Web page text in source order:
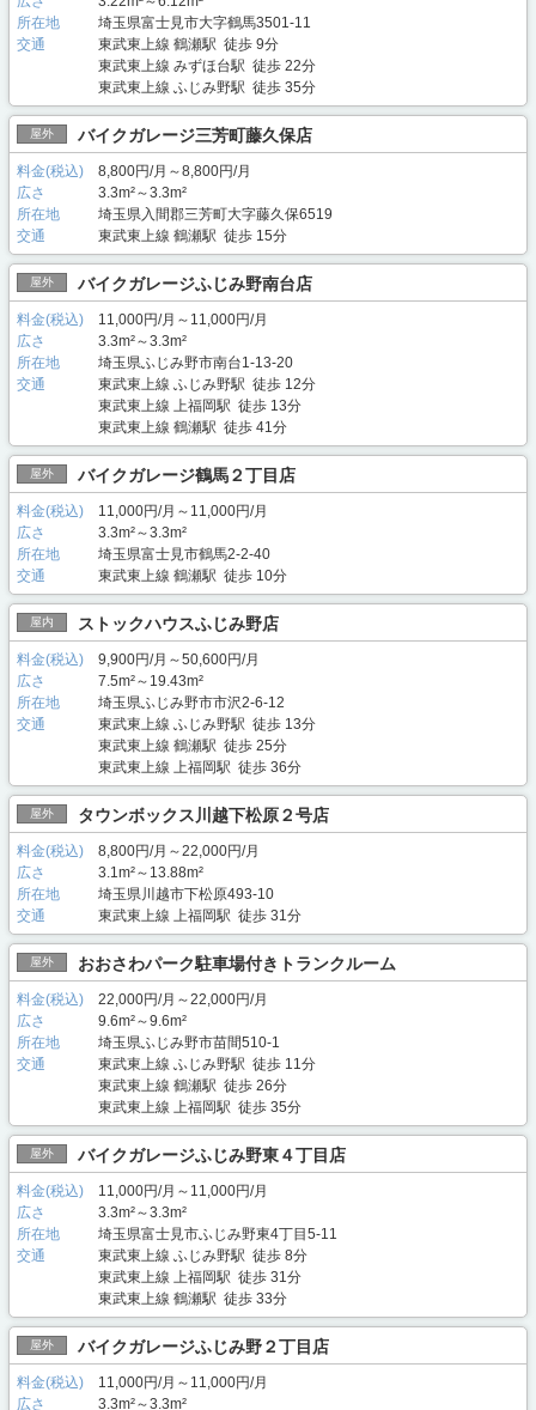
所在地
埼玉県富士見市大字鶴馬3501-11
交通
東武東上線 鶴瀬駅 徒歩 9分
東武東上線 みずほ台駅 徒歩 22分
東武東上線 ふじみ野駅 徒歩 35分
屋外 バイクガレージ三芳町藤久保店
料金(税込)
8,800円/月～8,800円/月
広さ
3.3m²～3.3m²
所在地
埼玉県入間郡三芳町大字藤久保6519
交通
東武東上線 鶴瀬駅 徒歩 15分
屋外 バイクガレージふじみ野南台店
料金(税込)
11,000円/月～11,000円/月
広さ
3.3m²～3.3m²
所在地
埼玉県ふじみ野市南台1-13-20
交通
東武東上線 ふじみ野駅 徒歩 12分
東武東上線 上福岡駅 徒歩 13分
東武東上線 鶴瀬駅 徒歩 41分
屋外 バイクガレージ鶴馬２丁目店
料金(税込)
11,000円/月～11,000円/月
広さ
3.3m²～3.3m²
所在地
埼玉県富士見市鶴馬2-2-40
交通
東武東上線 鶴瀬駅 徒歩 10分
屋内 ストックハウスふじみ野店
料金(税込)
9,900円/月～50,600円/月
広さ
7.5m²～19.43m²
所在地
埼玉県ふじみ野市市沢2-6-12
交通
東武東上線 ふじみ野駅 徒歩 13分
東武東上線 鶴瀬駅 徒歩 25分
東武東上線 上福岡駅 徒歩 36分
屋外 タウンボックス川越下松原２号店
料金(税込)
8,800円/月～22,000円/月
広さ
3.1m²～13.88m²
所在地
埼玉県川越市下松原493-10
交通
東武東上線 上福岡駅 徒歩 31分
屋外 おおさわパーク駐車場付きトランクルーム
料金(税込)
22,000円/月～22,000円/月
広さ
9.6m²～9.6m²
所在地
埼玉県ふじみ野市苗間510-1
交通
東武東上線 ふじみ野駅 徒歩 11分
東武東上線 鶴瀬駅 徒歩 26分
東武東上線 上福岡駅 徒歩 35分
屋外 バイクガレージふじみ野東４丁目店
料金(税込)
11,000円/月～11,000円/月
広さ
3.3m²～3.3m²
所在地
埼玉県富士見市ふじみ野東4丁目5-11
交通
東武東上線 ふじみ野駅 徒歩 8分
東武東上線 上福岡駅 徒歩 31分
東武東上線 鶴瀬駅 徒歩 33分
屋外 バイクガレージふじみ野２丁目店
料金(税込)
11,000円/月～11,000円/月
広さ
3.3m²～3.3m²